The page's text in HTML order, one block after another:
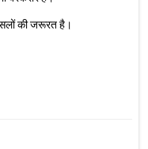
की जरूरत है।